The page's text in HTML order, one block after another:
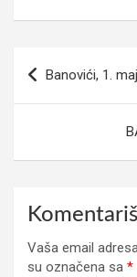
Banovići, 1.
Vaša email
su označena sa *